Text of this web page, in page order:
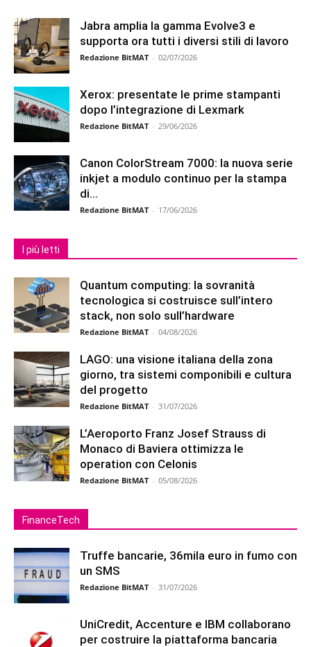
Jabra amplia la gamma Evolve3 e
supporta ora tutti i diversi stili di lavoro
Redazione BitMAT - 02/07/2026
Xerox: presentate le prime stampanti
dopo l’integrazione di Lexmark
Redazione BitMAT - 29/06/2026
Canon ColorStream 7000: la nuova serie
inkjet a modulo continuo per la stampa
di...
Redazione BitMAT - 17/06/2026
I più letti
Quantum computing: la sovranità
tecnologica si costruisce sull’intero
stack, non solo sull’hardware
Redazione BitMAT - 04/08/2026
LAGO: una visione italiana della zona
giorno, tra sistemi componibili e cultura
del progetto
Redazione BitMAT - 31/07/2026
L’Aeroporto Franz Josef Strauss di
Monaco di Baviera ottimizza le
operation con Celonis
Redazione BitMAT - 05/08/2026
FinanceTech
Truffe bancarie, 36mila euro in fumo con
un SMS
Redazione BitMAT - 31/07/2026
UniCredit, Accenture e IBM collaborano
per costruire la piattaforma bancaria